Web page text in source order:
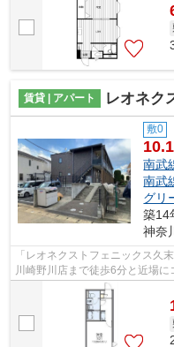
賃貸 | アパート レオネク
敷0
10.1
南武
南武
グリ
築14
神奈
「レオネクストフェニックス久
川崎野川店まで徒歩6分と近場
件はアパートです。最上階の物